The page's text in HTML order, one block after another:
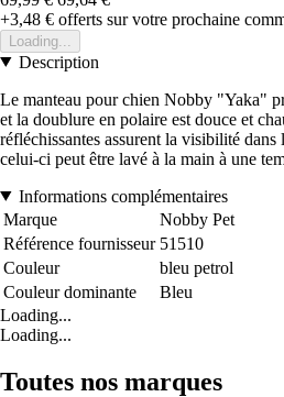
+3,48 € offerts sur votre prochaine
Loading...
Description
Le manteau pour chien Nobby "Yaka"
et la doublure en polaire est douce et
réfléchissantes assurent la visibilité
celui-ci peut être lavé à la main à une
Informations complémentaires
Marque
Nobby Pet
Référence fournisseur 51510
Couleur
bleu petrol
Couleur dominante
Bleu
Loading...
Loading...
Toutes nos marques